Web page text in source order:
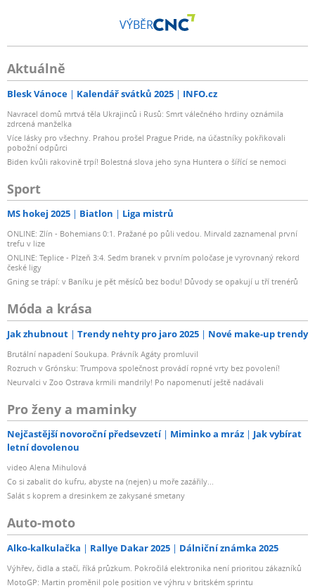
VÝBĚR
Aktuálně
Blesk Vánoce Kalendář svátků 2025 INFO.cz
Navracel domů mrtvá těla Ukrajinců i Rusů: Smrt válečného hrdiny oznámila
zdrcená manželka
Více lásky pro všechny. Prahou prošel Prague Pride, na účastníky pokřikovali
pobožní odpůrci
Biden kvůli rakovině trpí! Bolestná slova jeho syna Huntera o šířící se nemoci
Sport
MS hokej 2025 Biatlon Liga mistrů
ONLINE: Zlín - Bohemians 0:1. Pražané po půli vedou. Mirvald zaznamenal první
trefu v lize
ONLINE: Teplice - Plzeň 3:4. Sedm branek v prvním poločase je vyrovnaný rekord
české ligy
Gning se trápí: v Baníku je pět měsíců bez bodu! Důvody se opakují u tří trenérů
Móda a krása
Jak zhubnout Trendy nehty pro jaro 2025 Nové make-up trendy
Brutální napadení Soukupa. Právník Agáty promluvil
Rozruch v Grónsku: Trumpova společnost provádí ropné vrty bez povolení!
Neurvalci v Zoo Ostrava krmili mandrily! Po napomenutí ještě nadávali
Pro ženy a maminky
Nejčastější novoroční předsevzetí Miminko a mráz
Jak vybírat
letní dovolenou
video Alena Mihulová
Co si zabalit do kufru, abyste na (nejen) u moře zazářily...
Salát s koprem a dresinkem ze zakysané smetany
Auto-moto
Alko-kalkulačka Rallye Dakar 2025 Dálniční známka 2025
Výhřev, čidla a stačí, říká průzkum. Pokročilá elektronika není prioritou zákazníků
MotoGP: Martin proměnil pole position ve výhru v britském sprintu